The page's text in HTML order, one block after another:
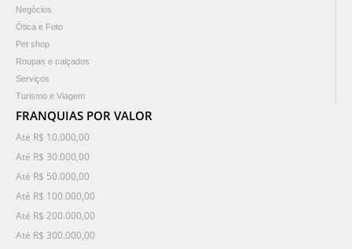
Negócios
Ótica e Foto
Pet shop
Roupas e calçados
Serviços
Turismo e Viagem
FRANQUIAS POR VALOR
Até R$ 10.000,00
Até R$ 30.000,00
Até R$ 50.000,00
Até R$ 100.000,00
Até R$ 200.000,00
Até R$ 300.000,00